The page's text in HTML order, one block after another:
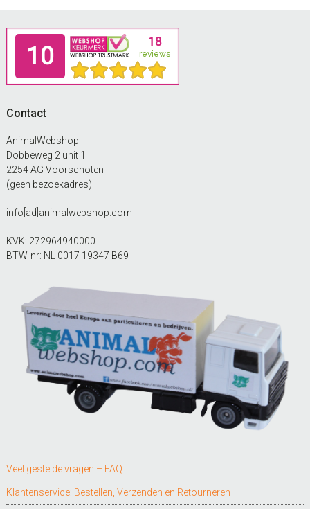
op
de
productpagina
Footer
Contact
AnimalWebshop
Dobbeweg 2 unit 1
2254 AG Voorschoten
(geen bezoekadres)
info[ad]animalwebshop.com
KVK: 272964940000
BTW-nr: NL 0017 19347 B69
Veel gestelde vragen – FAQ
Klantenservice: Bestellen, Verzenden en Retourneren